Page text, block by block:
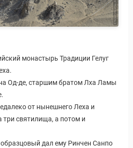
Виза в Индию
монастырь Традиции Гелуг
Од-де, старшим братом Лха Ламы
от нынешнего Леха и
три святилища, а потом и
дал ему Ринчен Санпо